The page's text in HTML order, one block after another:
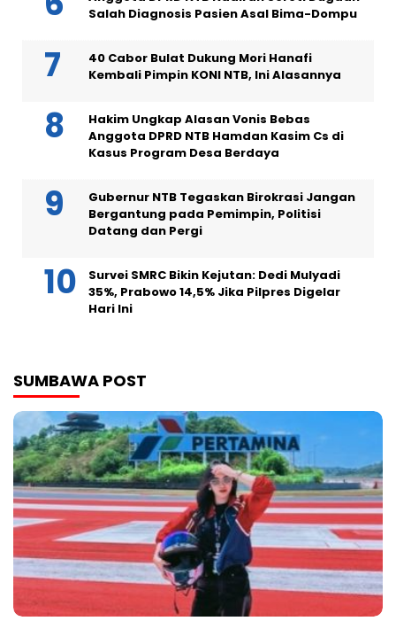
Salah Diagnosis Pasien Asal Bima-Dompu
40 Cabor Bulat Dukung Mori Hanafi
Kembali Pimpin KONI NTB, Ini Alasannya
Hakim Ungkap Alasan Vonis Bebas
Anggota DPRD NTB Hamdan Kasim Cs di
Kasus Program Desa Berdaya
Gubernur NTB Tegaskan Birokrasi Jangan
Bergantung pada Pemimpin, Politisi
Datang dan Pergi
Survei SMRC Bikin Kejutan: Dedi Mulyadi
35%, Prabowo 14,5% Jika Pilpres Digelar
Hari Ini
SUMBAWA POST